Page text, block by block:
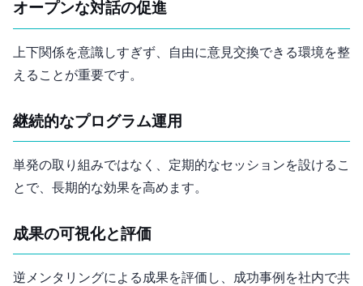
オープンな対話の促進
上下関係を意識しすぎず、自由に意見交換できる環境を整
えることが重要です。
継続的なプログラム運用
単発の取り組みではなく、定期的なセッションを設けるこ
とで、長期的な効果を高めます。
成果の可視化と評価
逆メンタリングによる成果を評価し、成功事例を社内で共